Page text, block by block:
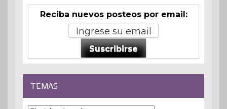
Reciba nuevos posteos por email:
Suscribirse
TEMAS